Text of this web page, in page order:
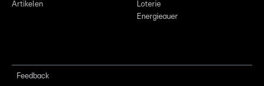
Artikelen
Loterie
Energieauer
Feedback